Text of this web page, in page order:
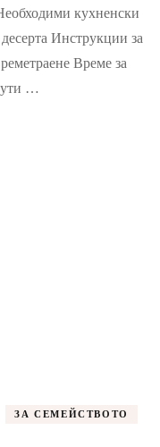
кухненски
Инструкции за
Време за
…
ЗА СЕМЕЙСТВОТО